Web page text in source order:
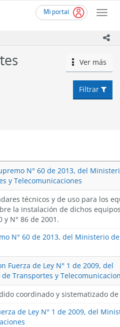
Mi portal
Toggle
icono
Ver más
Filtrar
N° 60 de 2013, del
y Telecomunicaciones
técnicos y de uso para los
la instalación de dichos
y N° 86 de 2001.
N° 60 de 2013, del Ministerio
Fuerza de Ley N° 1 de 2009, del
Transportes y
coordinado y sistematizado
de Ley N° 1 de 2009, del